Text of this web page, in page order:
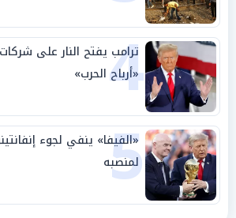
4
ترامب يفتح النار على
«أرباح الحرب»
5
«الفيفا» ينفي لجوء
لمنصبه